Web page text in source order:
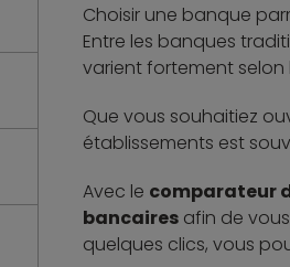
Choisir une banque
Entre les banques
varient fortement selon
Que vous souhaitiez
établissements est
Avec le comparateur
bancaires afin de
quelques clics, vous